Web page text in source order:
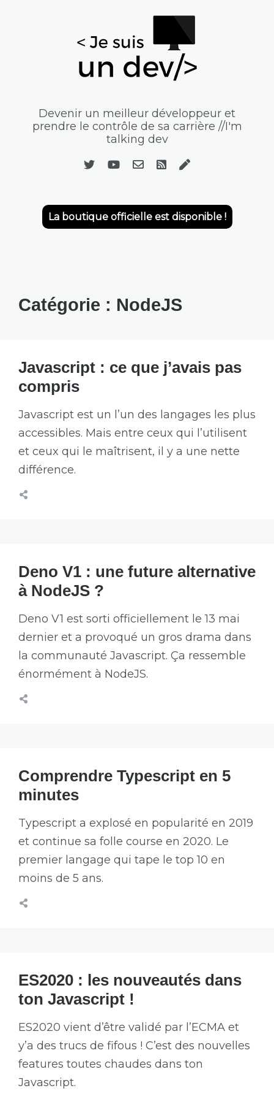
Devenir un meilleur développeur et
prendre le contrôle de sa carrière //I'm
talking dev
La boutique officielle est disponible !
Catégorie : NodeJS
Javascript : ce que j’avais pas
compris
Javascript est un l’un des langages les plus
accessibles. Mais entre ceux qui l’utilisent
et ceux qui le maîtrisent, il y a une nette
différence.
Deno V1 : une future alternative
à NodeJS ?
Deno V1 est sorti officiellement le 13 mai
dernier et a provoqué un gros drama dans
la communauté Javascript. Ça ressemble
énormément à NodeJS.
Comprendre Typescript en 5
minutes
Typescript a explosé en popularité en 2019
et continue sa folle course en 2020. Le
premier langage qui tape le top 10 en
moins de 5 ans.
ES2020 : les nouveautés dans
ton Javascript !
ES2020 vient d’être validé par l’ECMA et
y’a des trucs de fifous ! C’est des nouvelles
features toutes chaudes dans ton
Javascript.